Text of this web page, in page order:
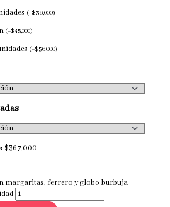
(+$36,000)
(+$45,000)
(+$56,000)
$367,000
margaritas, ferrero y globo burbuja